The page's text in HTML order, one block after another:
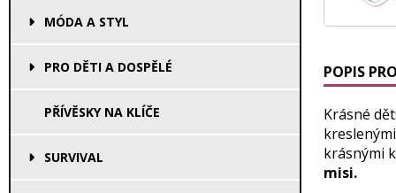
MÓDA A STYL
PRO DĚTI A DOSPĚLÉ
PŘÍVĚSKY NA KLÍČE
SURVIVAL
POPIS
Krásné
krásnými
misi.